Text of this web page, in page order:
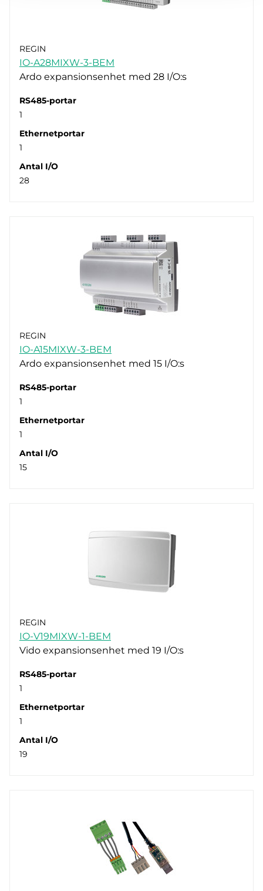
REGIN
IO-A28MIXW-3-BEM
Ardo expansionsenhet med 28 I/O:s
RS485-portar
1
Ethernetportar
1
Antal I/O
28
REGIN
IO-A15MIXW-3-BEM
Ardo expansionsenhet med 15 I/O:s
RS485-portar
1
Ethernetportar
1
Antal I/O
15
REGIN
IO-V19MIXW-1-BEM
Vido expansionsenhet med 19 I/O:s
RS485-portar
1
Ethernetportar
1
Antal I/O
19